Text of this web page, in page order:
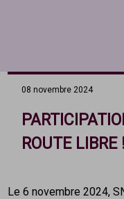
08 novembre 2024
ROUTE LIBRE
Le 6 novembre 2024,